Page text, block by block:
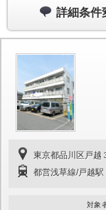
詳細条件
東京都品川区戸越
都営浅草線/戸越駅
対象